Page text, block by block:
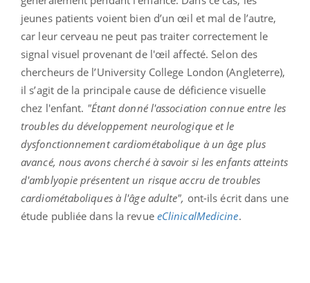
jeunes patients voient bien d’un œil et mal de l’autre,
car leur cerveau ne peut pas traiter correctement le
signal visuel provenant de l'œil affecté. Selon des
chercheurs de l’University College London (Angleterre),
il s’agit de la principale cause de déficience visuelle
chez l'enfant. "Étant donné l'association connue entre les
troubles du développement neurologique et le
dysfonctionnement cardiométabolique à un âge plus
avancé, nous avons cherché à savoir si les enfants atteints
d'amblyopie présentent un risque accru de troubles
cardiométaboliques à l'âge adulte", ont-ils écrit dans une
étude publiée dans la revue eClinicalMedicine.